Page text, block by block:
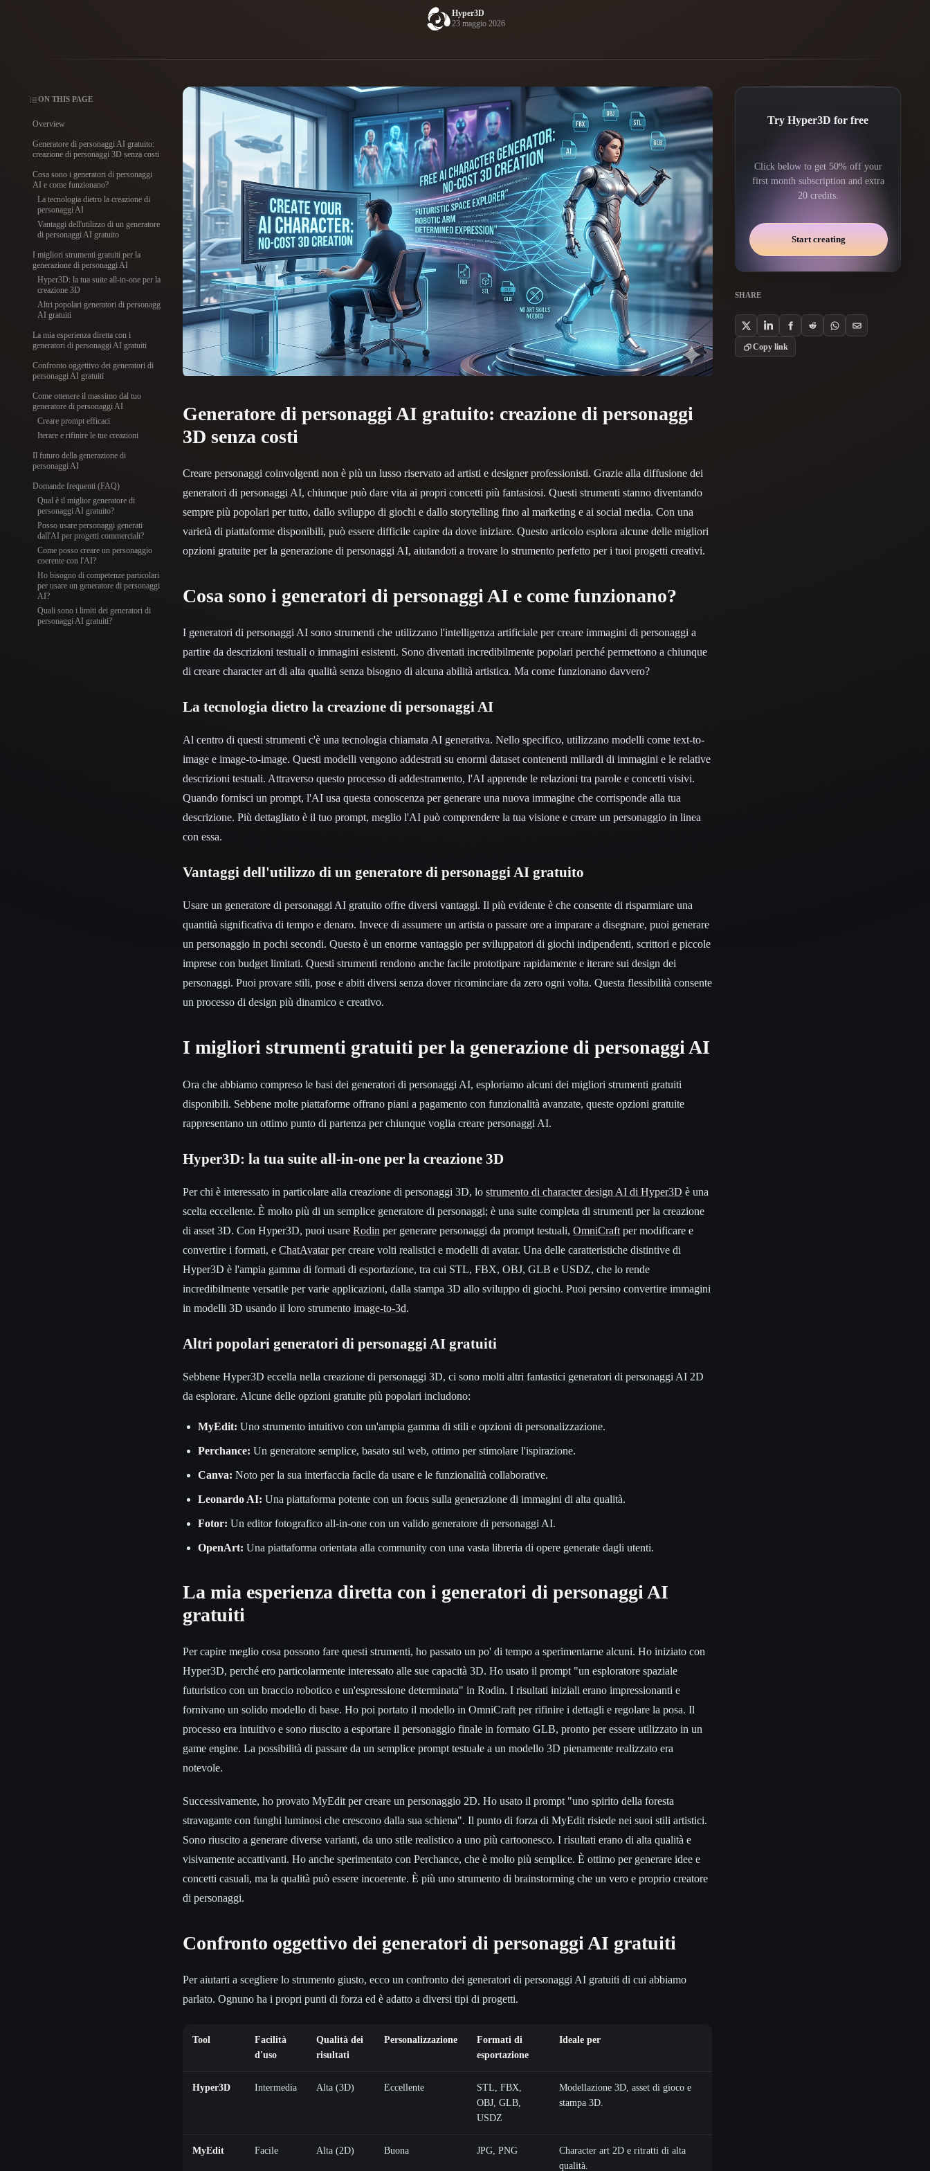
Game
E-commerce VR/AR
Character
Metaverse
Jewelry
Design
Mechanical
Engineering
Blender Unreal Godot Maya 3DS Max ComfyUI
Stili
Abstract Anime Cartoon Cel-Shaded Fantasy Flat
Hand-Painted Industrial Isometric Low Poly Medieval Minimalist Modern
Organic Photorealistic Pixel Art Realistic Retro Stylized Voxel
Hyper3D
23 maggio 2026
ON THIS PAGE
Overview
Generatore di personaggi AI gratuito:
creazione di personaggi 3D senza costi
Cosa sono i generatori di personaggi
AI e come funzionano?
La tecnologia dietro la creazione di
personaggi AI
Vantaggi dell'utilizzo di un generatore
di personaggi AI gratuito
I migliori strumenti gratuiti per la
generazione di personaggi AI
Hyper3D: la tua suite all-in-one per la
creazione 3D
Altri popolari generatori di personaggi
AI gratuiti
La mia esperienza diretta con i
generatori di personaggi AI gratuiti
Confronto oggettivo dei generatori di
personaggi AI gratuiti
Come ottenere il massimo dal tuo
generatore di personaggi AI
Creare prompt efficaci
Iterare e rifinire le tue creazioni
Il futuro della generazione di
personaggi AI
Domande frequenti (FAQ)
Qual è il miglior generatore di
personaggi AI gratuito?
Posso usare personaggi generati
dall'AI per progetti commerciali?
Come posso creare un personaggio
coerente con l'AI?
Ho bisogno di competenze particolari
per usare un generatore di personaggi
AI?
Quali sono i limiti dei generatori di
personaggi AI gratuiti?
Generatore di personaggi AI gratuito: creazione di personaggi
3D senza costi
Creare personaggi coinvolgenti non è più un lusso riservato ad artisti e designer professionisti. Grazie alla diffusione dei
generatori di personaggi AI, chiunque può dare vita ai propri concetti più fantasiosi. Questi strumenti stanno diventando
sempre più popolari per tutto, dallo sviluppo di giochi e dallo storytelling fino al marketing e ai social media. Con una
varietà di piattaforme disponibili, può essere difficile capire da dove iniziare. Questo articolo esplora alcune delle migliori
opzioni gratuite per la generazione di personaggi AI, aiutandoti a trovare lo strumento perfetto per i tuoi progetti creativi.
Cosa sono i generatori di personaggi AI e come funzionano?
I generatori di personaggi AI sono strumenti che utilizzano l'intelligenza artificiale per creare immagini di personaggi a
partire da descrizioni testuali o immagini esistenti. Sono diventati incredibilmente popolari perché permettono a chiunque
di creare character art di alta qualità senza bisogno di alcuna abilità artistica. Ma come funzionano davvero?
La tecnologia dietro la creazione di personaggi AI
Al centro di questi strumenti c'è una tecnologia chiamata AI generativa. Nello specifico, utilizzano modelli come text-to-
image e image-to-image. Questi modelli vengono addestrati su enormi dataset contenenti miliardi di immagini e le relative
descrizioni testuali. Attraverso questo processo di addestramento, l'AI apprende le relazioni tra parole e concetti visivi.
Quando fornisci un prompt, l'AI usa questa conoscenza per generare una nuova immagine che corrisponde alla tua
descrizione. Più dettagliato è il tuo prompt, meglio l'AI può comprendere la tua visione e creare un personaggio in linea
con essa.
Vantaggi dell'utilizzo di un generatore di personaggi AI gratuito
Usare un generatore di personaggi AI gratuito offre diversi vantaggi. Il più evidente è che consente di risparmiare una
quantità significativa di tempo e denaro. Invece di assumere un artista o passare ore a imparare a disegnare, puoi generare
un personaggio in pochi secondi. Questo è un enorme vantaggio per sviluppatori di giochi indipendenti, scrittori e piccole
imprese con budget limitati. Questi strumenti rendono anche facile prototipare rapidamente e iterare sui design dei
personaggi. Puoi provare stili, pose e abiti diversi senza dover ricominciare da zero ogni volta. Questa flessibilità consente
un processo di design più dinamico e creativo.
I migliori strumenti gratuiti per la generazione di personaggi AI
Ora che abbiamo compreso le basi dei generatori di personaggi AI, esploriamo alcuni dei migliori strumenti gratuiti
disponibili. Sebbene molte piattaforme offrano piani a pagamento con funzionalità avanzate, queste opzioni gratuite
rappresentano un ottimo punto di partenza per chiunque voglia creare personaggi AI.
Hyper3D: la tua suite all-in-one per la creazione 3D
Per chi è interessato in particolare alla creazione di personaggi 3D, lostrumento di character design AI di Hyper3D è una
scelta eccellente. È molto più di un semplice generatore di personaggi; è una suite completa di strumenti per la creazione
di asset 3D. Con Hyper3D, puoi usareRodin per generare personaggi da prompt testuali,OmniCraft per modificare e
convertire i formati, eChatAvatarper creare volti realistici e modelli di avatar. Una delle caratteristiche distintive di
Hyper3D è l'ampia gamma di formati di esportazione, tra cui STL, FBX, OBJ, GLB e USDZ, che lo rende
incredibilmente versatile per varie applicazioni, dalla stampa 3D allo sviluppo di giochi. Puoi persino convertire immagini
in modelli 3D usando il loro strumentoimage-to-3d.
Altri popolari generatori di personaggi AI gratuiti
Sebbene Hyper3D eccella nella creazione di personaggi 3D, ci sono molti altri fantastici generatori di personaggi AI 2D
da esplorare. Alcune delle opzioni gratuite più popolari includono:
MyEdit: Uno strumento intuitivo con un'ampia gamma di stili e opzioni di personalizzazione.
Perchance: Un generatore semplice, basato sul web, ottimo per stimolare l'ispirazione.
Canva: Noto per la sua interfaccia facile da usare e le funzionalità collaborative.
Leonardo AI: Una piattaforma potente con un focus sulla generazione di immagini di alta qualità.
Fotor: Un editor fotografico all-in-one con un valido generatore di personaggi AI.
OpenArt: Una piattaforma orientata alla community con una vasta libreria di opere generate dagli utenti.
La mia esperienza diretta con i generatori di personaggi AI
gratuiti
Per capire meglio cosa possono fare questi strumenti, ho passato un po' di tempo a sperimentarne alcuni. Ho iniziato con
Hyper3D, perché ero particolarmente interessato alle sue capacità 3D. Ho usato il prompt "un esploratore spaziale
futuristico con un braccio robotico e un'espressione determinata" in Rodin. I risultati iniziali erano impressionanti e
fornivano un solido modello di base. Ho poi portato il modello in OmniCraft per rifinire i dettagli e regolare la posa. Il
processo era intuitivo e sono riuscito a esportare il personaggio finale in formato GLB, pronto per essere utilizzato in un
game engine. La possibilità di passare da un semplice prompt testuale a un modello 3D pienamente realizzato era
notevole.
Successivamente, ho provato MyEdit per creare un personaggio 2D. Ho usato il prompt "uno spirito della foresta
stravagante con funghi luminosi che crescono dalla sua schiena". Il punto di forza di MyEdit risiede nei suoi stili artistici.
Sono riuscito a generare diverse varianti, da uno stile realistico a uno più cartoonesco. I risultati erano di alta qualità e
visivamente accattivanti. Ho anche sperimentato con Perchance, che è molto più semplice. È ottimo per generare idee e
concetti casuali, ma la qualità può essere incoerente. È più uno strumento di brainstorming che un vero e proprio creatore
di personaggi.
Confronto oggettivo dei generatori di personaggi AI gratuiti
Per aiutarti a scegliere lo strumento giusto, ecco un confronto dei generatori di personaggi AI gratuiti di cui abbiamo
parlato. Ognuno ha i propri punti di forza ed è adatto a diversi tipi di progetti.
Tool
Facilità
d'uso
Qualità dei
risultati
Personalizzazione
Formati di
esportazione
Ideale per
Hyper3D Intermedia Alta (3D) Eccellente
STL, FBX,
OBJ, GLB,
USDZ
Modellazione 3D, asset di gioco e
stampa 3D.
MyEdit Facile Alta (2D) Buona JPG, PNG
Character art 2D e ritratti di alta
qualità.
Try Hyper3D for free
Click below to get 50% off your
first month subscription and extra
20 credits.
Start creating
SHARE
Copy link